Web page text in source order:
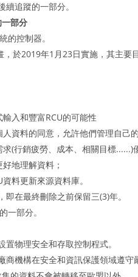
追蹤的一部分。
部分
的控制器。
於2019年1月23日實施，其主要
入和豐富RCU的可能性
資料的同意，允許他們管理自己
(行銷疲勞、成本、相關目標......)
地理解資料；
料更新來源資料庫。
在最終刪除之前保留三(3)年。
一部分。
物理安全和存取控制程式。
機構在安全和資訊保護領域遵